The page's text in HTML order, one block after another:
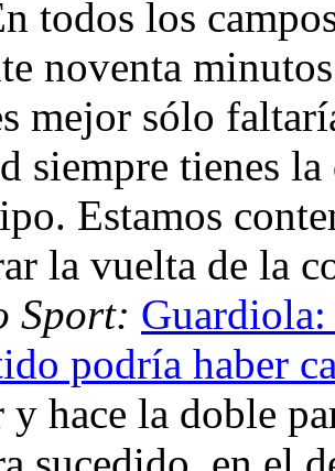
todos los
noventa
mejor sólo
siempre tienes
Estamos
la vuelta de la
Sport: Guardiola:
podría haber
y hace la doble